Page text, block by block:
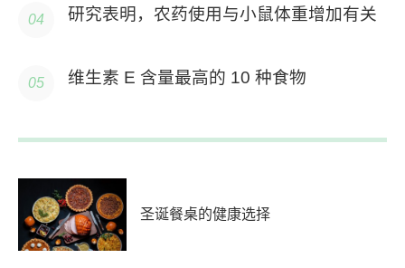
研究表明，农药使用与小鼠体重增加有关
维生素 E 含量最高的 10 种食物
圣诞餐桌的健康选择